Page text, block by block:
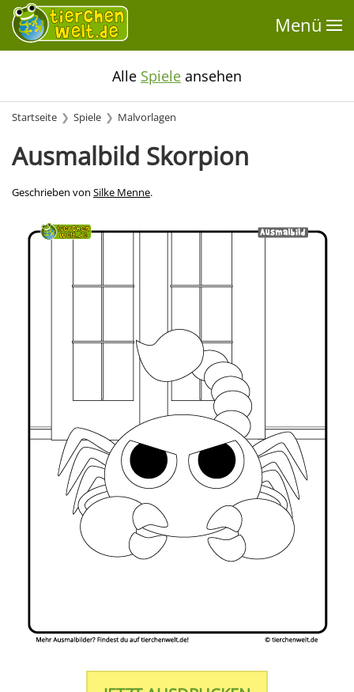
Menü
Alle Spiele ansehen
Startseite Spiele Malvorlagen
Ausmalbild Skorpion
Geschrieben von Silke Menne.